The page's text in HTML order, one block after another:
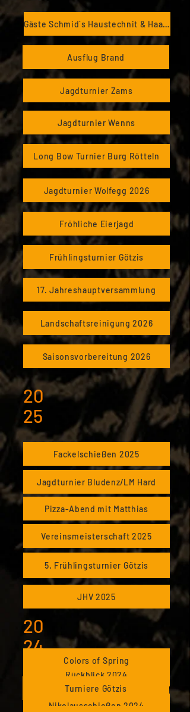
Gäste Schmid´s Haustechnit & Haag VKW
Ausflug Brand
Jagdturnier Zams
Jagdturnier Wenns
Long Bow Turnier Burg Rötteln
Jagdturnier Wolfegg 2026
Fröhliche Eierjagd
Frühlingsturnier Götzis
17. Jahreshauptversammlung
Landschaftsreinigung 2026
Saisonsvorbereitung 2026
20
25
Fackelschießen 2025
Jagdturnier Bludenz/LM Hard
Pizza-Abend mit Matthias
Vereinsmeisterschaft 2025
5. Frühlingsturnier Götzis
JHV 2025
20
24
Rückblick 2024
Nikolausschießen 2024
Colors of Spring
Turniere Götzis